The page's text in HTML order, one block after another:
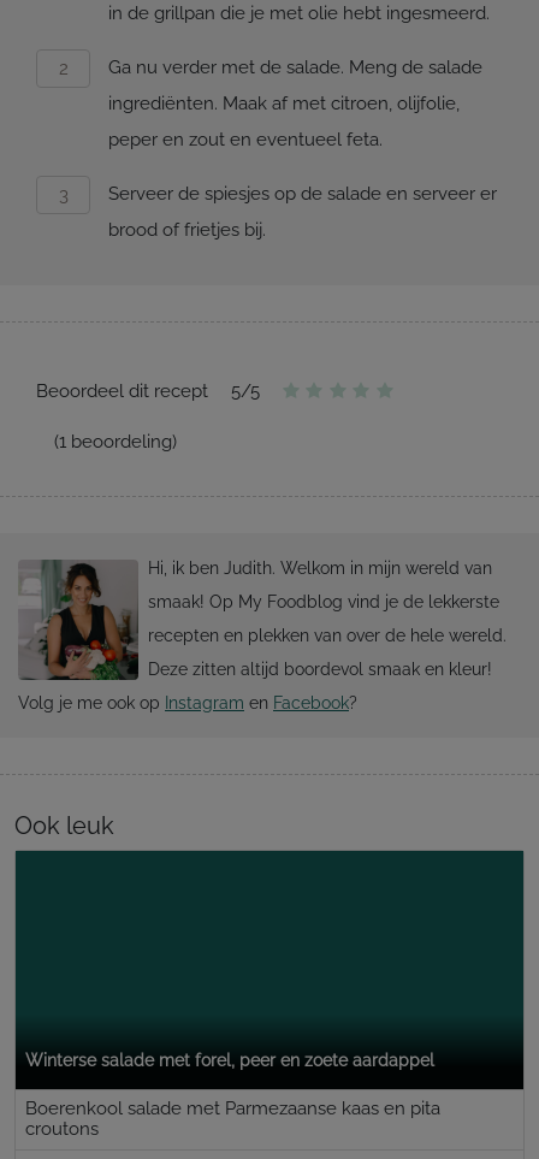
in de grillpan die je met olie hebt ingesmeerd.
Ga nu verder met de salade. Meng de salade
ingrediënten. Maak af met citroen, olijfolie,
peper en zout en eventueel feta.
Serveer de spiesjes op de salade en serveer er
brood of frietjes bij.
Beoordeel dit recept 5/5
(1 beoordeling)
Hi, ik ben Judith. Welkom in mijn wereld van
smaak! Op My Foodblog vind je de lekkerste
recepten en plekken van over de hele wereld.
Deze zitten altijd boordevol smaak en kleur!
Volg je me ook op Instagram en Facebook?
Ook leuk
Winterse salade met forel, peer en zoete aardappel
Boerenkool salade met Parmezaanse kaas en pita
croutons